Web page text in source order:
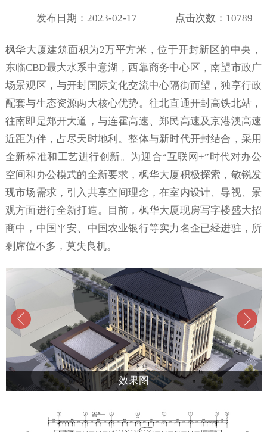
发布日期：2023-02-17 点击次数：10789
枫华大厦建筑面积为2万平方米，位于开封新区的中央，
东临CBD最大水系中意湖，西靠商务中心区，南望市政广
场景观区，与开封国际文化交流中心隔街而望，独享行政
配套与生态资源两大核心优势。往北直通开封高铁北站，
往南即是郑开大道，与连霍高速、郑民高速及京港澳高速
近距为伴，占尽天时地利。整体与新时代开封结合，采用
全新标准和工艺进行创新。为迎合“互联网+”时代对办公
空间和办公模式的全新要求，枫华大厦积极探索，敏锐发
现市场需求，引入共享空间理念，在室内设计、导视、景
观方面进行全新打造。目前，枫华大厦现房写字楼盛大招
商中，中国平安、中国农业银行等实力名企已经进驻，所
剩席位不多，莫失良机。
效果图